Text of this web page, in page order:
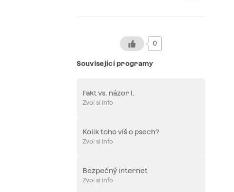
0
Související programy
Fakt vs. názor I.
Zvol si info
Kolik toho víš o psech?
Zvol si info
Bezpečný internet
Zvol si info